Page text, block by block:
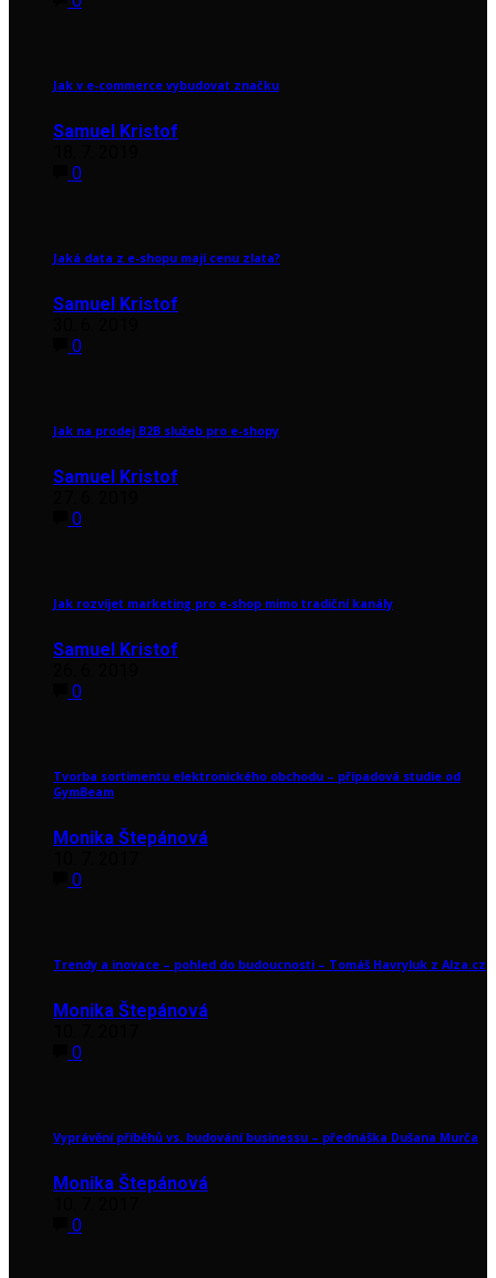
Jak v e-commerce vybudovat značku
Samuel Kristof
0
Jaká data z e-shopu mají cenu zlata?
Samuel Kristof
0
Jak na prodej B2B služeb pro e-shopy
Samuel Kristof
0
Jak rozvíjet marketing pro e-shop mimo tradiční kanály
Samuel Kristof
0
Tvorba sortimentu elektronického obchodu – případová studie od
GymBeam
Monika Štepánová
0
Trendy a inovace – pohled do budoucnosti – Tomáš Havryluk z Alza.cz
Monika Štepánová
0
Vyprávění příběhů vs. budování businessu – přednáška Dušana Murča
Monika Štepánová
0